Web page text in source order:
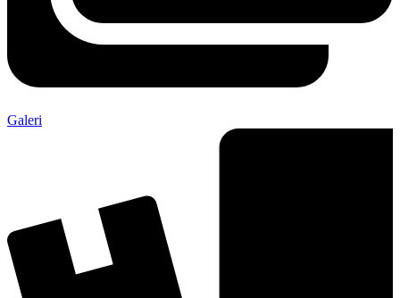
Galeri